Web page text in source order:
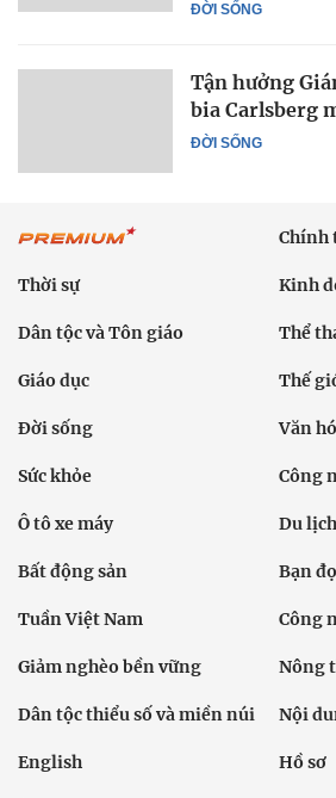
ĐỜI SỐNG
ĐỜI SỐNG
Tận hưởng
bia Carlsberg
Chính
Thời sự Kinh
Dân tộc và Tôn giáo Thể
Giáo dục Thế
Đời sống Văn
Sức khỏe Công
Ô tô xe máy Du lịch
Bất động sản Bạn
Tuần Việt Nam Công
Giảm nghèo bền vững Nông
Dân tộc thiểu số và miền núi Nội
English Hồ sơ